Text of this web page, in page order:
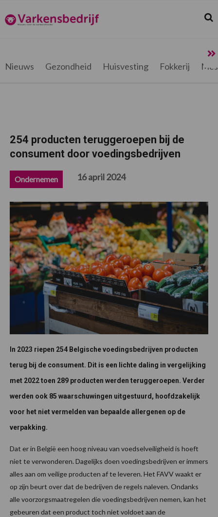
de
hoofdnavigatie
de
hoofd
de
eerste
de
voettekst
Varkensbedrijf.be
Nieuws Gezondheid Huisvesting Fokkerij
254 producten teruggeroepen bij de
consument door voedingsbedrijven
Ondernemen 16 april 2024
In 2023 riepen 254 Belgische voedingsbedrijven producten
terug bij de consument. Dit is een lichte daling in vergelijking
met 2022 toen 289 producten werden teruggeroepen. Verder
werden ook 85 waarschuwingen uitgestuurd, hoofdzakelijk
voor het niet vermelden van bepaalde allergenen op de
verpakking.
Dat er in België een hoog niveau van voedselveiligheid is hoeft
niet te verwonderen. Dagelijks doen voedingsbedrijven er immers
alles aan om veilige producten af te leveren. Het FAVV waakt er
op zijn beurt over dat de bedrijven de regels naleven. Ondanks
alle voorzorgsmaatregelen die voedingsbedrijven nemen, kan het
gebeuren dat een product toch niet voldoet aan de